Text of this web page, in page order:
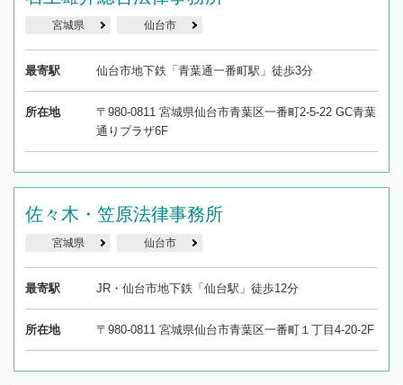
宮城県 仙台市
最寄駅 仙台市地下鉄「青葉通一番町駅」徒歩3分
所在地
〒980-0811 宮城県仙台市青葉区一番町2-5-22 GC青葉
通りプラザ6F
佐々木・笠原法律事務所
宮城県 仙台市
最寄駅 JR・仙台市地下鉄「仙台駅」徒歩12分
所在地 〒980-0811 宮城県仙台市青葉区一番町１丁目4-20-2F